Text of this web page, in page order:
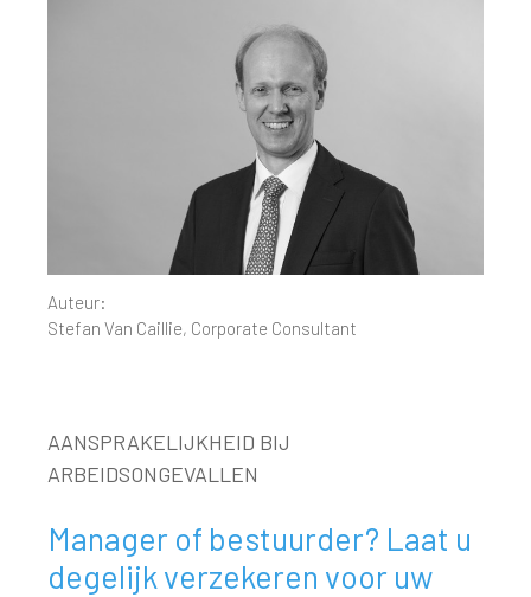
Auteur:
Stefan Van Caillie, Corporate Consultant
AANSPRAKELIJKHEID BIJ
ARBEIDSONGEVALLEN
Manager of bestuurder? Laat u
degelijk verzekeren voor uw